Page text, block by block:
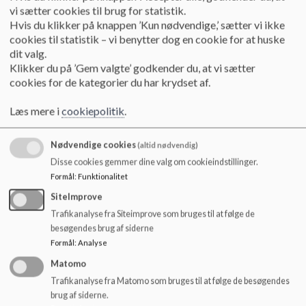
men drenge- og pigeidræt har hver en sal i
hovedbygningen.
Fysik og natur/teknik er totalrenoveret og er
placeret i kælderen. Indskolingen og SFO er
placeret i stueplan, i "udgravet" kælderplan og i en
En tilbygning (i daglig tale: ”Glashuset”) mod vest
er på 1500 m . og rummer 6.- 9. klasse samt PLC
(skolebiblioteket).
Skolen er som helhed velholdt og fremtræder lys
og indbydende.
Skolegården er stor og har en spændende
legeplads for de yngste. Skolen har en stor
sportsplads med kunstgræs, og var vi en
multiidrætsbane i skolegården. Desuden er der
vi sætter cookies til brug for statistik.
Hvis du klikker på knappen ’Kun nødvendige,’ sætter vi ikke
cookies til statistik – vi benytter dog en cookie for at huske
dit valg.
Klikker du på ’Gem valgte’ godkender du, at vi sætter
cookies for de kategorier du har krydset af.
Læs mere icookiepolitik.
Nødvendige cookies(altid nødvendig)
Disse cookies gemmer dine valg om cookieindstillinger.
Formål: Funktionalitet
SiteImprove
Trafikanalyse fra Siteimprove som bruges til at følge de
besøgendes brug af siderne
Formål : Analyse
Matomo
Trafikanalyse fra Matomo som bruges til at følge de besøgendes
brug af siderne.